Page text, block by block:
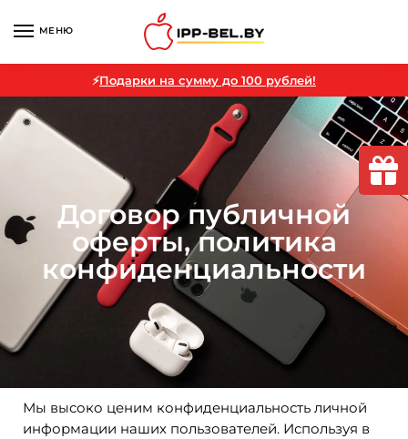
МЕНЮ
⚡Подарки на сумму до 100 рублей!
Договор публичной
оферты, политика
конфиденциальности
Мы высоко ценим конфиденциальность личной
информации наших пользователей. Используя в